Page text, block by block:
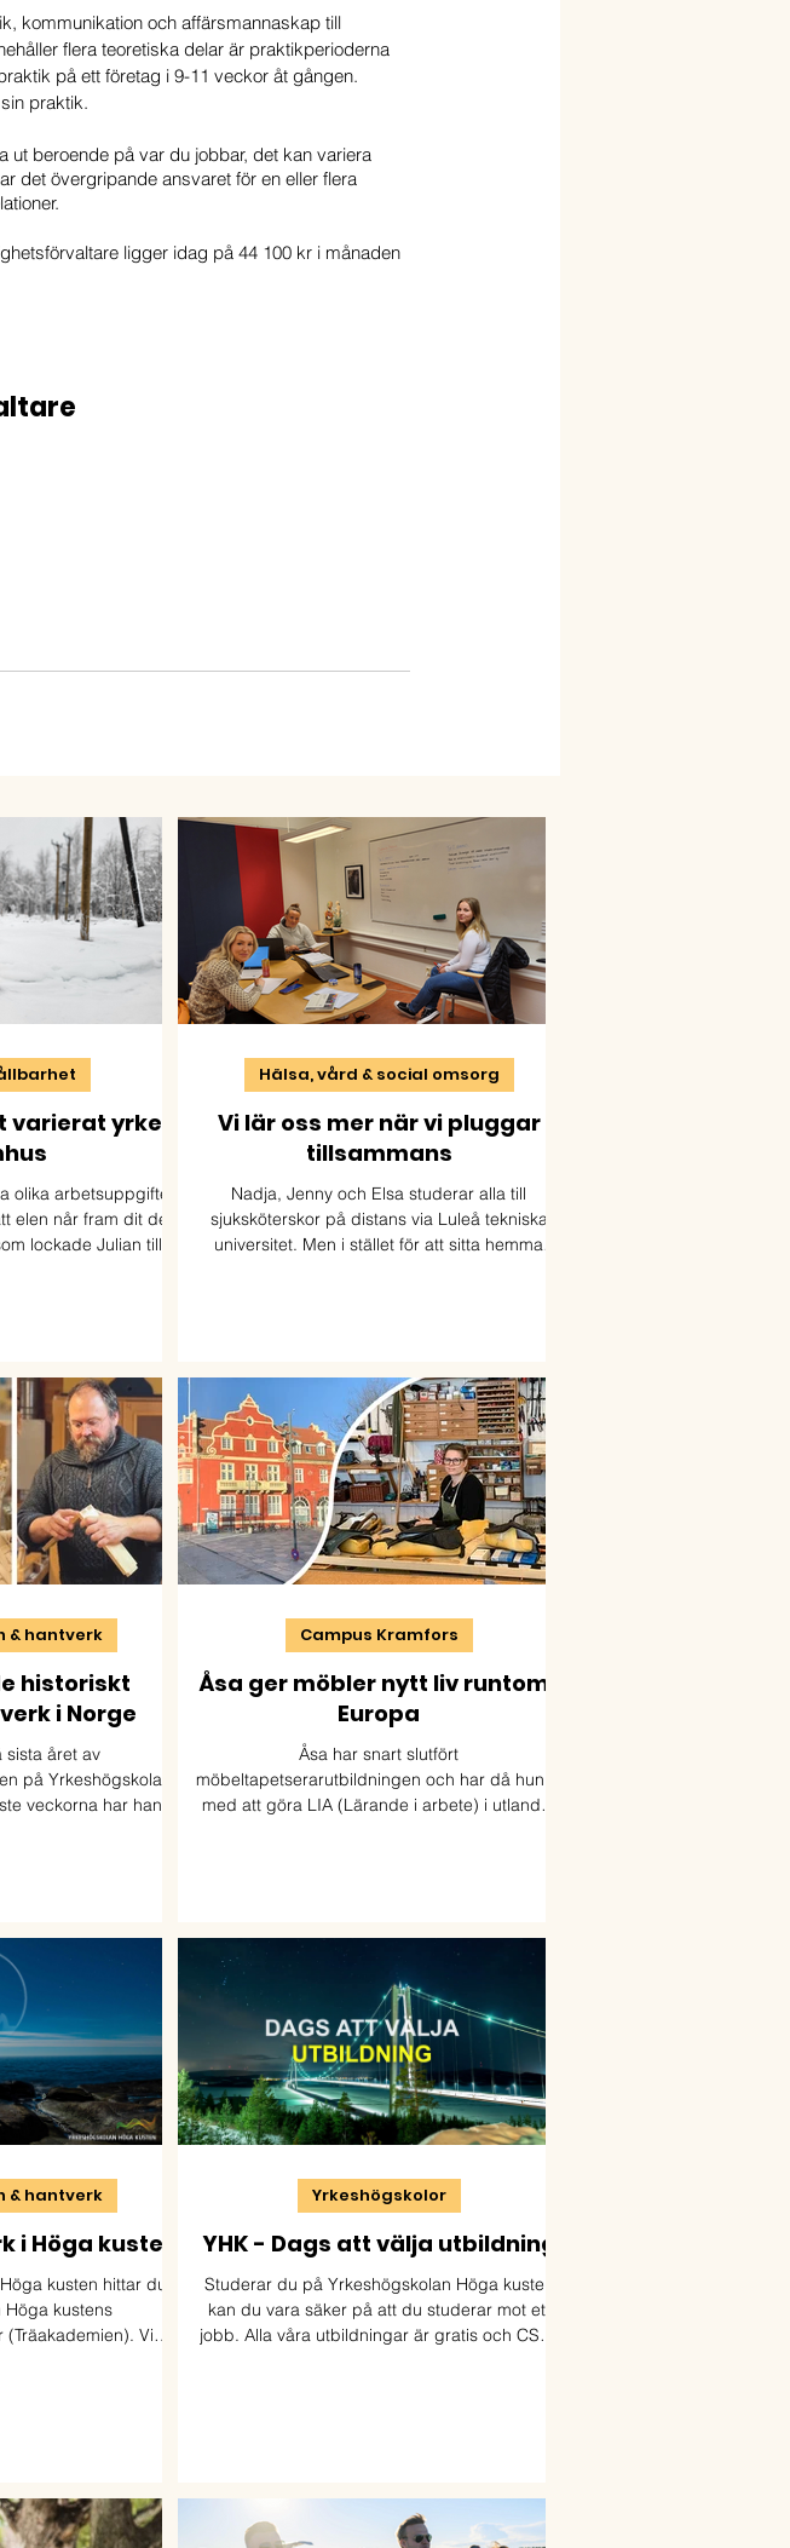
kommunikation och affärsmannaskap till
flera teoretiska delar är praktikperioderna
på ett företag i 9-11 veckor åt gången.
praktik.
beroende på var du jobbar, det kan variera
det övergripande ansvaret för en eller flera
ligger idag på 44 100 kr i månaden
varierat yrke
olika arbetsuppgifter
elen når fram dit den
lockade Julian till
Vi lär oss mer när vi pluggar
tillsammans
Nadja, Jenny och Elsa studerar alla till
sjuksköterskor på distans via Luleå tekniska
universitet. Men i stället för att sitta hemma
Hälsa, vård & social omsorg
historiskt
i Norge
sista året av
på Yrkeshögskolan
veckorna har han
& hantverk
Åsa ger möbler nytt liv runtom i
Europa
Åsa har snart slutfört
möbeltapetserarutbildningen och har då hunnit
med att göra LIA (Lärande i arbete) i utlandet
Campus Kramfors
i Höga kusten
kusten hittar du
Höga kustens
Vi
& hantverk
YHK - Dags att välja utbildning
Studerar du på Yrkeshögskolan Höga kusten
kan du vara säker på att du studerar mot ett
jobb. Alla våra utbildningar är gratis och CSN-
Yrkeshögskolor